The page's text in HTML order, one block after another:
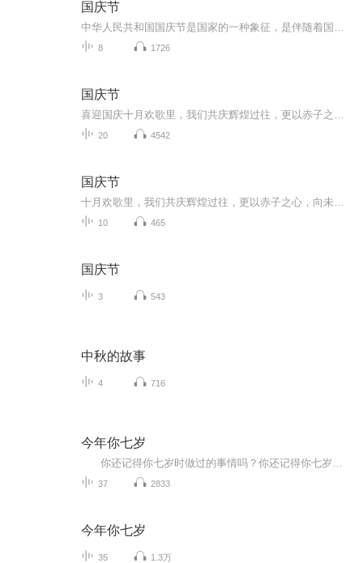
国庆节
8 1726
国庆节
20 4542
国庆节
10 465
国庆节
3 543
中秋的故事
4 716
今年你七岁
37 2833
今年你七岁
35 1.3万